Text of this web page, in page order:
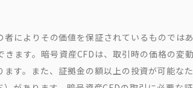
によりその価値を保証されているものでは
ます。暗号資産CFDは、取引時の価格の変
す。また、証拠金の額以上の投資が可能な